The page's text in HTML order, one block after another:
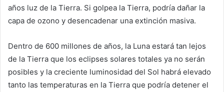
años luz de la Tierra. Si golpea la Tierra, podría dañar la
capa de ozono y desencadenar una extinción masiva.
Dentro de 600 millones de años, la Luna estará tan lejos
de la Tierra que los eclipses solares totales ya no serán
posibles y la creciente luminosidad del Sol habrá elevado
tanto las temperaturas en la Tierra que podría detener el